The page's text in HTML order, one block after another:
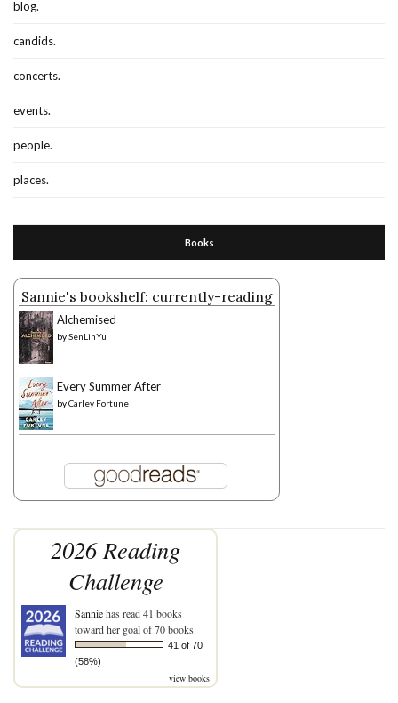
blog.
candids.
concerts.
events.
people.
places.
Books
Sannie's bookshelf: currently-reading
Alchemised
bySenLinYu
Every Summer After
byCarley Fortune
2026 Reading
Challenge
Sanniehas read 41 books
toward her goal of 70 books.
41 of 70
(58%)
view books